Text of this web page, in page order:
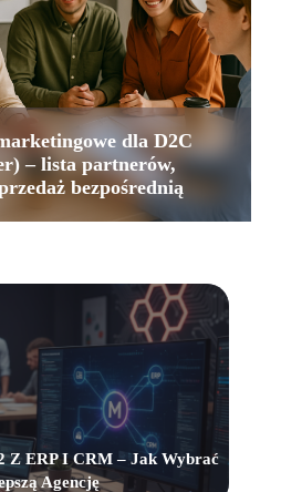
dla D2C
– lista partnerów,
bezpośrednią
Z ERP I CRM – Jak Wybrać
Agencję